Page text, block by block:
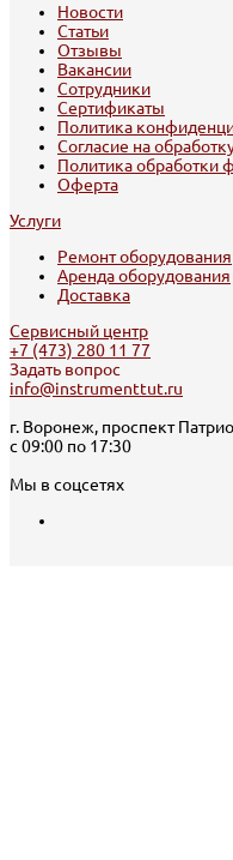
Новости
Статьи
Отзывы
Вакансии
Сотрудники
Сертификаты
Политика
Согласие на
Политика обработки
Оферта
Услуги
Ремонт оборудования
Аренда оборудования
Доставка
Сервисный центр
+7 (473) 280 11 77
Задать вопрос
info@instrumenttut.ru
г. Воронеж, проспект
с 09:00 по 17:30
Мы в соцсетях